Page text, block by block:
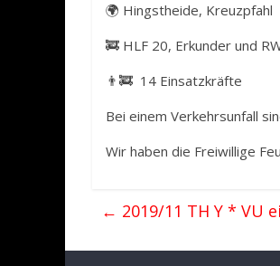
🌍 Hingstheide, Kreuzpfahl
🚒 HLF 20, Erkunder und
👨‍🚒 14 Einsatzkräfte
Bei einem Verkehrsunfall
Wir haben die Freiwillige
← 2019/11 TH Y * VU